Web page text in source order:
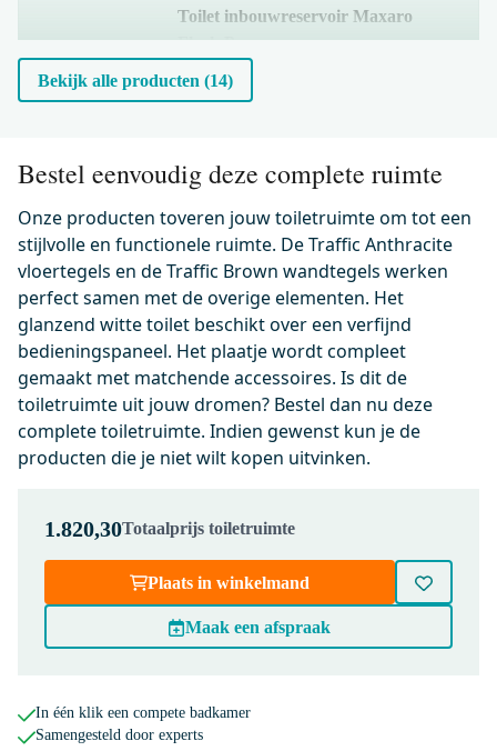
Toilet inbouwreservoir Maxaro
Flush Pro
Morgen in huis
0,-
300.0373
Hangend Verkort Toilet met
Spoelrand Classico Glanzend
wit
Morgen in huis
0,-
500.0220
Wc-bril verdikt Glanzend wit
incl. Softclose en Quick release
0,-
KSW005GW
Flush Bedieningspaneel Toilet |
0,-
Bekijk alle producten (14)
Bestel eenvoudig deze complete ruimte
Onze producten toveren jouw toiletruimte om tot een
stijlvolle en functionele ruimte. De Traffic Anthracite
vloertegels en de Traffic Brown wandtegels werken
perfect samen met de overige elementen. Het
glanzend witte toilet beschikt over een verfijnd
bedieningspaneel. Het plaatje wordt compleet
gemaakt met matchende accessoires. Is dit de
toiletruimte uit jouw dromen? Bestel dan nu deze
complete toiletruimte. Indien gewenst kun je de
producten die je niet wilt kopen uitvinken.
1.820,30Totaalprijs toiletruimte
Plaats in winkelmand
Maak een afspraak
In één klik een compete badkamer
Samengesteld door experts